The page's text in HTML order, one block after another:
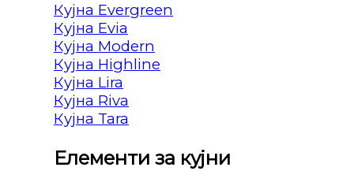
Кујна Evergreen
Кујна Evia
Кујна Modern
Кујна Highline
Кујна Lira
Кујна Riva
Кујна Tara
Елементи за кујни